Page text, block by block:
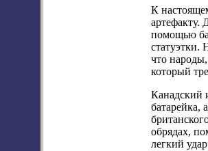
К
артефакту.
помощью
статуэтки.
что
который
Канадский
батарейка,
обрядах,
легкий